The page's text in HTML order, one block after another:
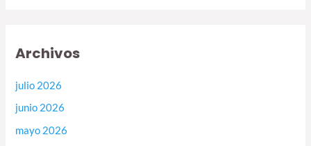
Archivos
julio 2026
junio 2026
mayo 2026